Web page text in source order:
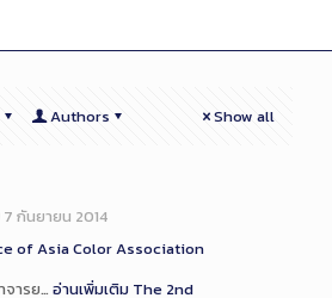
Authors Show all
7 กันยายน 2014
of Asia Color Association
ารย… อ่านเพิ่มเติม The 2nd